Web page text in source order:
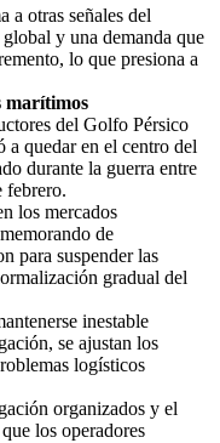
a otras señales del
y una demanda que
lo que presiona a
marítimos
del Golfo Pérsico
quedar en el centro del
durante la guerra entre
febrero.
los mercados
de
para suspender las
gradual del
inestable
se ajustan los
logísticos
organizados y el
los operadores